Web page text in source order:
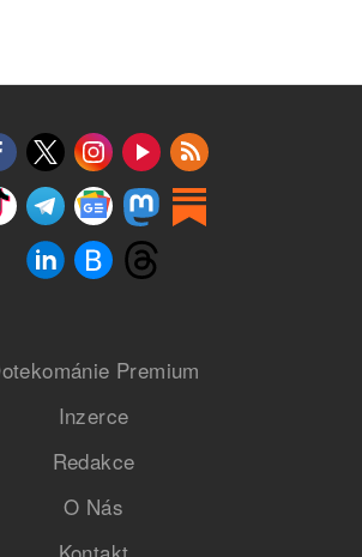
Premium
Inzerce
Redakce
O Nás